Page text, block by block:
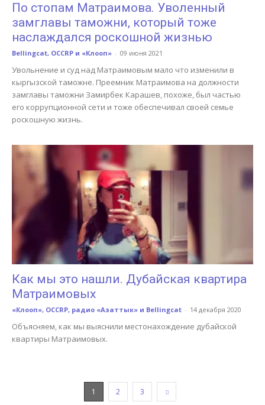
По стопам Матраимова. Уволенный
замглавы таможни, который тоже
наслаждался роскошной жизнью
Bellingcat, OCCRP и «Клооп» - 09 июня 2021
Увольнение и суд над Матраимовым мало что изменили в
кыргызской таможне. Преемник Матраимова на должности
замглавы таможни Замирбек Карашев, похоже, был частью
его коррупционной сети и тоже обеспечивал своей семье
роскошную жизнь.
Как мы это нашли. Дубайская квартира
Матраимовых
«Клооп», OCCRP, радио «Азаттык» и Bellingcat - 14 декабря 2020
Объясняем, как мы выяснили местонахождение дубайской
квартиры Матраимовых.
1 2 3